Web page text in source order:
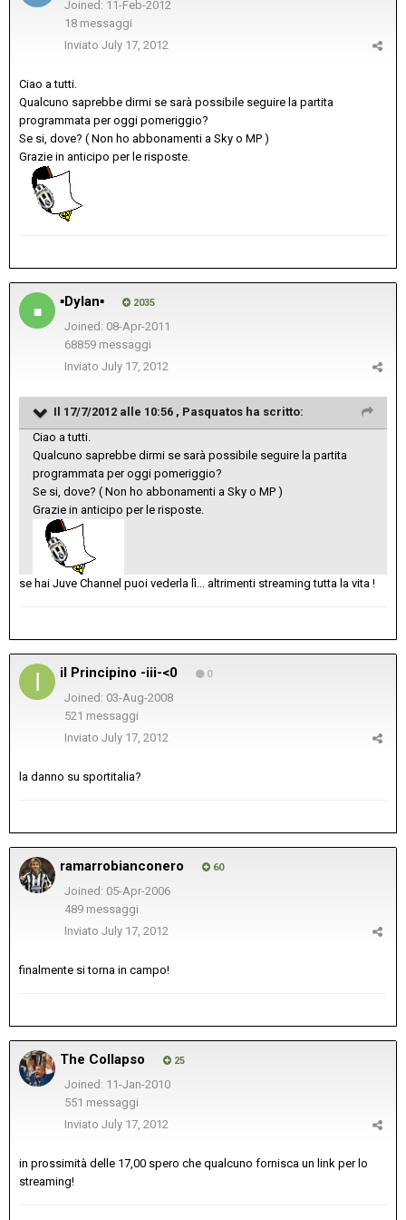
Joined: 11-Feb-2012
18 messaggi
Inviato July 17, 2012
Ciao a tutti.
Qualcuno saprebbe dirmi se sarà possibile seguire la partita
programmata per oggi pomeriggio?
Se si, dove? ( Non ho abbonamenti a Sky o MP )
Grazie in anticipo per le risposte.
▪Dylan▪ 2035
Joined: 08-Apr-2011
68859 messaggi
Inviato July 17, 2012
Il 17/7/2012 alle 10:56 , Pasquatos ha scritto:
Ciao a tutti.
Qualcuno saprebbe dirmi se sarà possibile seguire la partita
programmata per oggi pomeriggio?
Se si, dove? ( Non ho abbonamenti a Sky o MP )
Grazie in anticipo per le risposte.
se hai Juve Channel puoi vederla lì... altrimenti streaming tutta la vita !
il Principino -iii-<0 0
Joined: 03-Aug-2008
521 messaggi
Inviato July 17, 2012
la danno su sportitalia?
ramarrobianconero 60
Joined: 05-Apr-2006
489 messaggi
Inviato July 17, 2012
finalmente si torna in campo!
The Collapso 25
Joined: 11-Jan-2010
551 messaggi
Inviato July 17, 2012
in prossimità delle 17,00 spero che qualcuno fornisca un link per lo
streaming!